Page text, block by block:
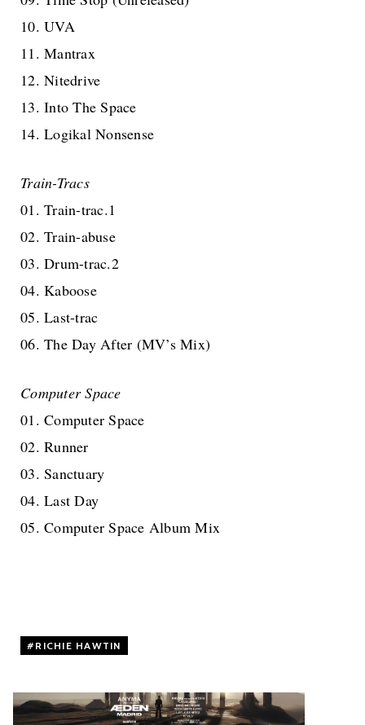
10. UVA
11. Mantrax
12. Nitedrive
13. Into The Space
14. Logikal Nonsense
Train-Tracs
01. Train-trac.1
02. Train-abuse
03. Drum-trac.2
04. Kaboose
05. Last-trac
06. The Day After (MV’s Mix)
Computer Space
01. Computer Space
02. Runner
03. Sanctuary
04. Last Day
05. Computer Space Album Mix
RICHIE HAWTIN